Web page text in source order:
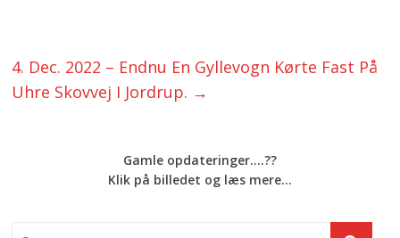
4. Dec. 2022 – Endnu En Gyllevogn Kørte Fast På
Uhre Skovvej I Jordrup. →
Gamle opdateringer....??
Klik på billedet og læs mere...